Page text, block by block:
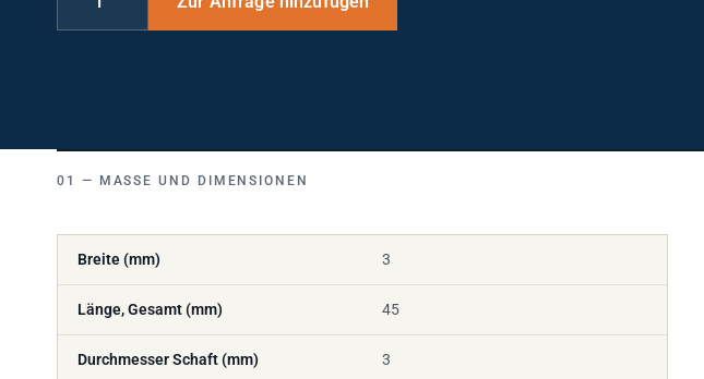
MASSE UND DIMENSIONEN
Breite (mm) 3
Länge, Gesamt (mm) 45
Durchmesser Schaft (mm) 3